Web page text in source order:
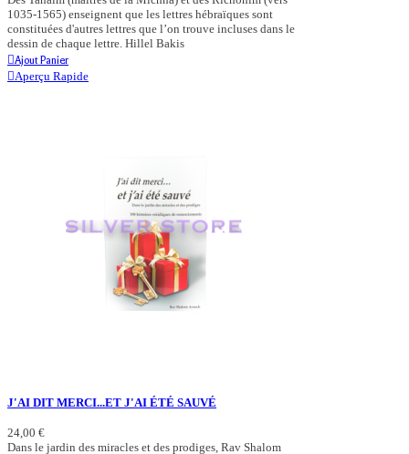
1035-1565) enseignent que les lettres hébraïques sont
constituées d'autres lettres que l’on trouve incluses dans le
dessin de chaque lettre. Hillel Bakis
Ajout Panier
Aperçu Rapide
J'AI DIT MERCI...ET J'AI ÉTÉ SAUVÉ
24,00 €
Dans le jardin des miracles et des prodiges, Rav Shalom